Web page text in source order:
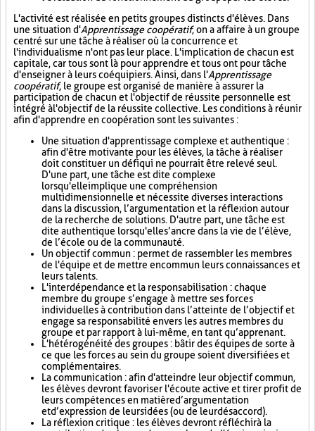
L'activité est réalisée en petits groupes distincts d'élèves. Dans
une situation d'Apprentissage coopératif, on a affaire à un groupe
centré sur une tâche à réaliser où la concurrence et
l'individualisme n'ont pas leur place. L'implication de chacun est
capitale, car tous sont là pour apprendre et tous ont pour tâche
d'enseigner à leurs coéquipiers. Ainsi, dans l'Apprentissage
coopératif, le groupe est organisé de manière à assurer la
participation de chacun et l'objectif de réussite personnelle est
intégré à l'objectif de la réussite collective. Les conditions à réunir
afin d'apprendre en coopération sont les suivantes :
Une situation d'apprentissage complexe et authentique :
afin d'être motivante pour les élèves, la tâche à réaliser
doit constituer un défi qui ne pourrait être relevé seul.
D'une part, une tâche est dite complexe
lorsqu'elle implique une compréhension
multidimensionnelle et nécessite diverses interactions
dans la discussion, l’argumentation et la réflexion autour
de la recherche de solutions. D'autre part, une tâche est
dite authentique lorsqu'elle s’ancre dans la vie de l’élève,
de l’école ou de la communauté.
Un objectif commun : permet de rassembler les membres
de l'équipe et de mettre en commun leurs connaissances et
leurs talents.
L'interdépendance et la responsabilisation : chaque
membre du groupe s’engage à mettre ses forces
individuelles à contribution dans l’atteinte de l’objectif et
engage sa responsabilité envers les autres membres du
groupe et par rapport à lui-même, en tant qu’apprenant.
L'hétérogénéité des groupes : bâtir des équipes de sorte à
ce que les forces au sein du groupe soient diversifiées et
complémentaires.
La communication : afin d'atteindre leur objectif commun,
les élèves devront favoriser l'écoute active et tirer profit de
leurs compétences en matière d’argumentation
et d’expression de leurs idées (ou de leur désaccord).
La réflexion critique : les élèves devront réfléchir à la